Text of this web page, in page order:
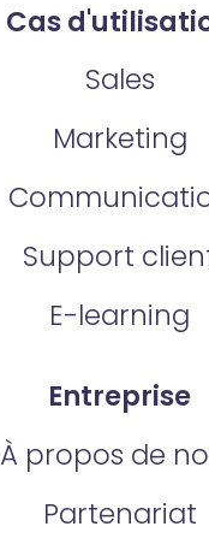
Cas
Sales
Marketing
Support
E-learning
Entreprise
À propos de
Partenariat